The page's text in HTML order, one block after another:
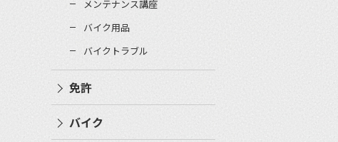
メンテナンス講座
バイク用品
バイクトラブル
免許
バイク